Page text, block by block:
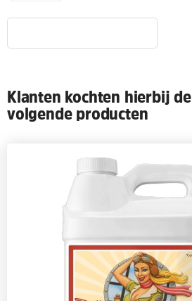
Klanten kochten hierbij de
volgende producten